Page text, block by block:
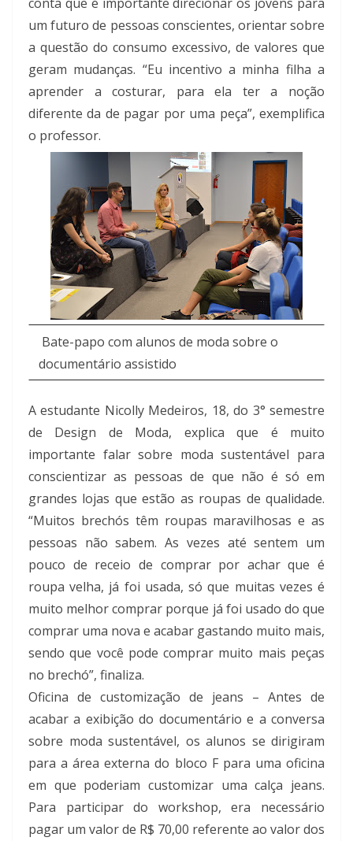
um futuro de pessoas conscientes, orientar sobre
a questão do consumo excessivo, de valores que
geram mudanças. “Eu incentivo a minha filha a
aprender a costurar, para ela ter a noção
diferente da de pagar por uma peça”, exemplifica
o professor.
Bate-papo com alunos de moda sobre o
documentário assistido
A estudante Nicolly Medeiros, 18, do 3° semestre
de Design de Moda, explica que é muito
importante falar sobre moda sustentável para
conscientizar as pessoas de que não é só em
grandes lojas que estão as roupas de qualidade.
“Muitos brechós têm roupas maravilhosas e as
pessoas não sabem. As vezes até sentem um
pouco de receio de comprar por achar que é
roupa velha, já foi usada, só que muitas vezes é
muito melhor comprar porque já foi usado do que
comprar uma nova e acabar gastando muito mais,
sendo que você pode comprar muito mais peças
no brechó”, finaliza.
Oficina de customização de jeans – Antes de
acabar a exibição do documentário e a conversa
sobre moda sustentável, os alunos se dirigiram
para a área externa do bloco F para uma oficina
em que poderiam customizar uma calça jeans.
Para participar do workshop, era necessário
pagar um valor de R$ 70,00 referente ao valor dos